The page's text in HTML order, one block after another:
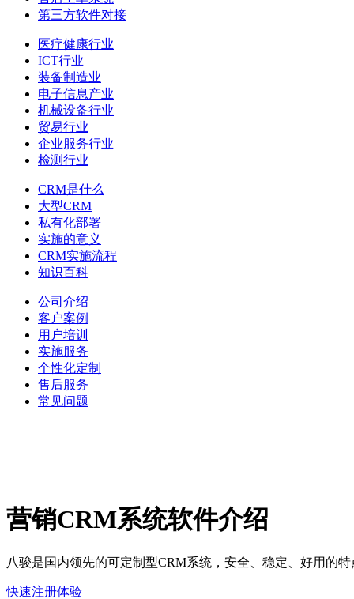
第三方软件对接
医疗健康行业
ICT行业
装备制造业
电子信息产业
机械设备行业
贸易行业
企业服务行业
检测行业
CRM是什么
大型CRM
私有化部署
实施的意义
CRM实施流程
知识百科
公司介绍
客户案例
用户培训
实施服务
个性化定制
售后服务
常见问题
营销CRM系统软件介绍
八骏是国内领先的可定制型CRM系统，安全、稳定、好用的
快速注册体验